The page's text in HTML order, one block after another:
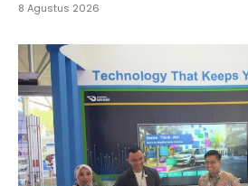
8 Agustus 2026